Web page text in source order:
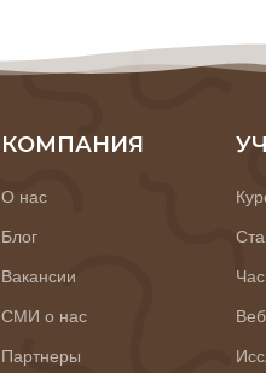
КОМПАНИЯ
О нас
Блог
Вакансии
СМИ о нас
Партнеры